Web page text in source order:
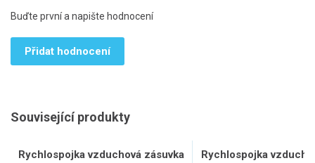
Buďte první a napište hodnocení
Přidat hodnocení
Související produkty
Rychlospojka vzduchová zásuvka
Rychlospojka